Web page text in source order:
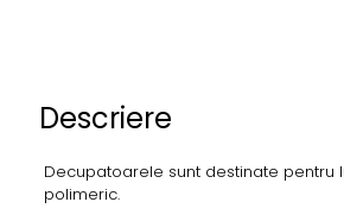
Descriere
Decupatoarele sunt destinate pentru
polimeric.